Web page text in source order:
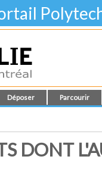
Déposer Parcourir
DONT